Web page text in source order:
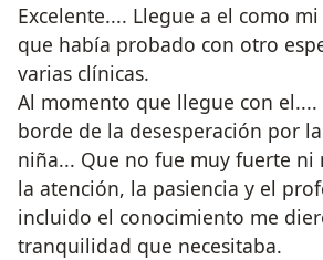
Excelente.... Llegue a el como
que había probado con otro
varias clínicas.
Al momento que llegue con el....
borde de la desesperación por
niña... Que no fue muy fuerte ni
la atención, la pasiencia y el
incluido el conocimiento me
tranquilidad que necesitaba.